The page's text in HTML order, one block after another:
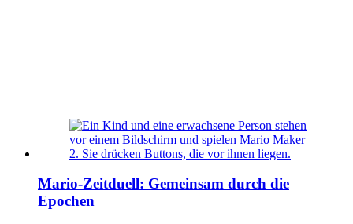
Mario-Zeitduell: Gemeinsam durch die
Epochen